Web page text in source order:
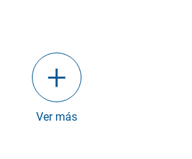
Ver más